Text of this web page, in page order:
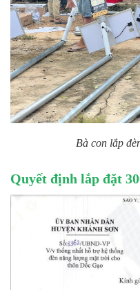
Bà con lắp
Quyết định lắp đặt